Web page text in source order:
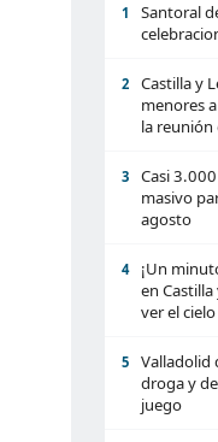
1
Santoral
2
Castilla y
menores
la reunión
3
Casi
masivo
agosto
4
¡Un
en
ver el cielo
5
Valladolid
droga y
juego